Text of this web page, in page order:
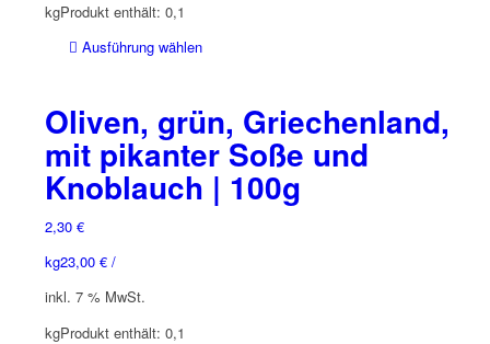
Produkt enthält: 0,1
kg
Ausführung wählen
mehrere
Varianten
auf.
Die
Oliven, grün, Griechenland,
mit pikanter Soße und
Knoblauch | 100g
2,30 €
23,00 €/
kg
inkl. 7 % MwSt.
Produkt enthält: 0,1
kg